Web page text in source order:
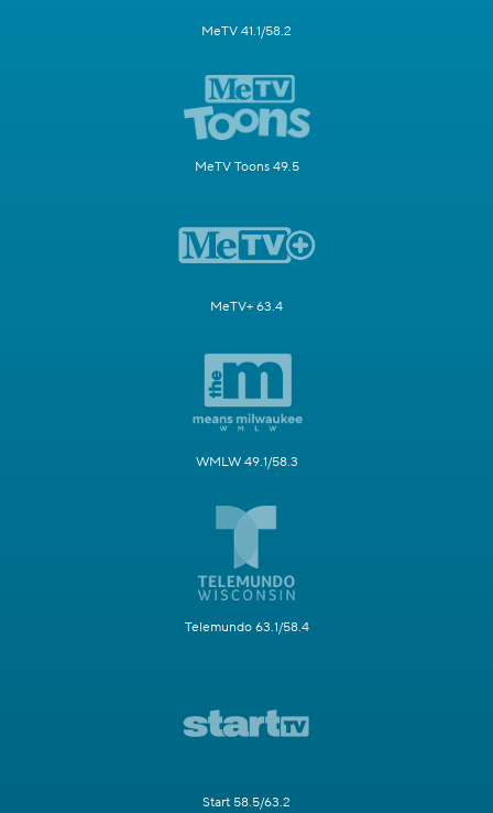
MeTV 41.1/58.2
MeTV Toons 49.5
MeTV+ 63.4
WMLW 49.1/58.3
Telemundo 63.1/58.4
Start 58.5/63.2